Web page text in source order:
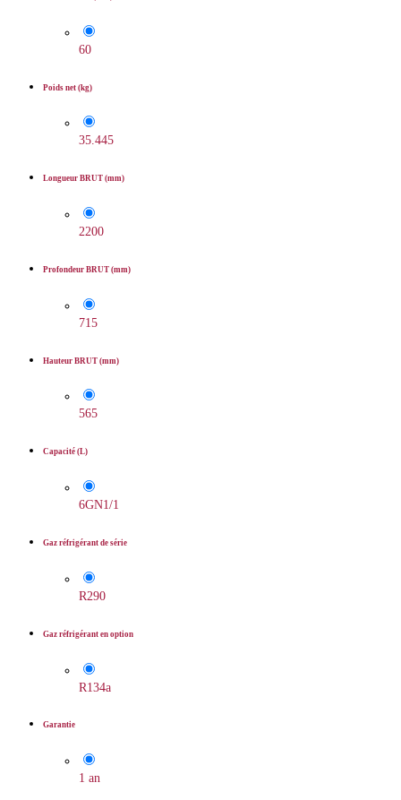
60
Poids net (kg)
35.445
Longueur BRUT (mm)
2200
Profondeur BRUT (mm)
715
Hauteur BRUT (mm)
565
Capacité (L)
6GN1/1
Gaz réfrigérant de série
R290
Gaz réfrigérant en option
R134a
Garantie
1 an